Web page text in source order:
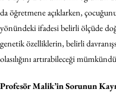
da öğretmene açıklarken,
yönündeki ifadesi belirli ölçüde
genetik özelliklerin, belirli
olasılığını artırabileceği
Profesör Malik’in Sorunun